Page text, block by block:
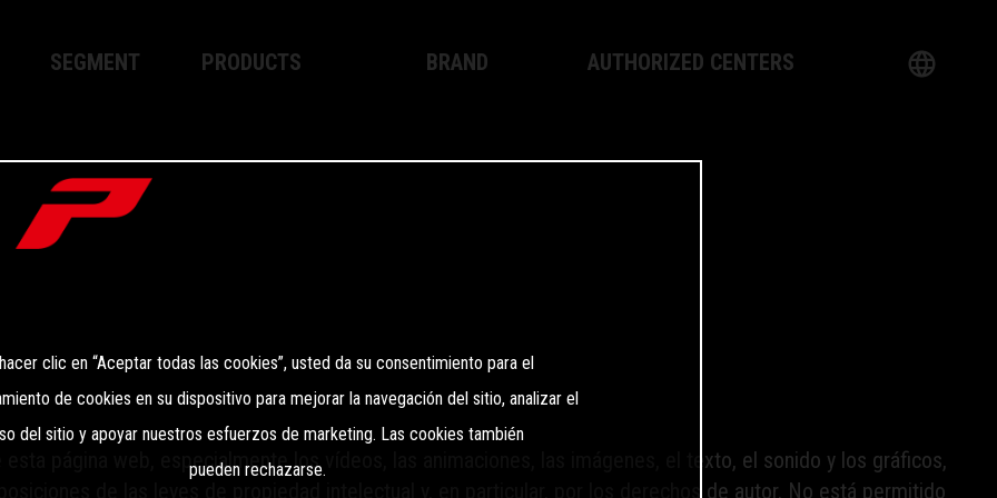
SEGMENT
Enduro
Street
PRODUCTS
Apparel
BRAND AUTHORIZED CENTERS
página web, especialmente los vídeos, las animaciones, las imágenes, el texto, el sonido y los gráficos,
de las leyes de propiedad intelectual y, en particular, por los derechos de autor. No está permitido
clic en “Aceptar todas las cookies”, usted da su consentimiento para el
de cookies en su dispositivo para mejorar la navegación del sitio, analizar el
del sitio y apoyar nuestros esfuerzos de marketing. Las cookies también
pueden rechazarse.